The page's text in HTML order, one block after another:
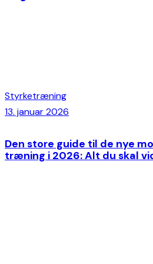
Styrketræning
13. januar 2026
Den store guide til de nye
træning i 2026: Alt du skal